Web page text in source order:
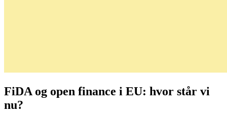
FiDA og open finance i EU: hvor står vi
nu?